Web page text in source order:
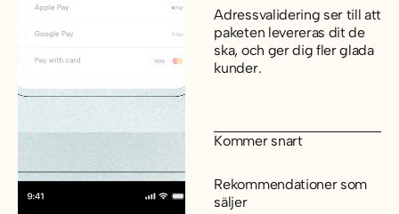
Adressvalidering ser till att
paketen levereras dit de
ska, och ger dig fler glada
kunder.
Kommer snart
Rekommendationer som
säljer